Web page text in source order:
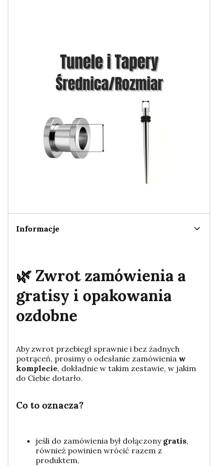
Informacje
🌿 Zwrot zamówienia a
gratisy i opakowania
ozdobne
Aby zwrot przebiegł sprawnie i bez żadnych
potrąceń, prosimy o odesłanie zamówienia w
komplecie, dokładnie w takim zestawie, w jakim
do Ciebie dotarło.
Co to oznacza?
jeśli do zamówienia był dołączony gratis,
również powinien wrócić razem z
produktem,